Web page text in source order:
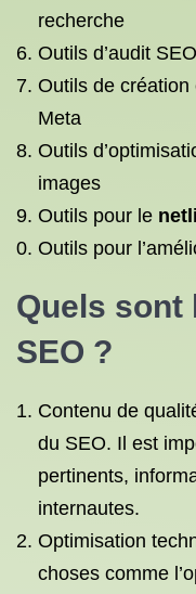
recherche
Outils d’audit SEO
Outils de création
Meta
Outils
images
Outils pour le
Outils pour
Quels sont
SEO ?
Contenu de
du SEO. Il est
pertinents,
internautes.
Optimisation
choses comme